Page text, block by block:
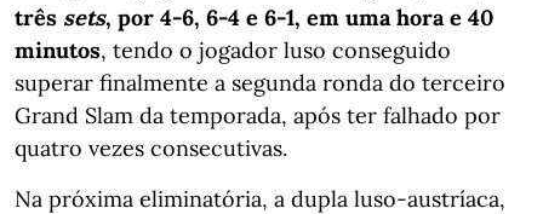
três sets, por 4-6, 6-4 e 6-1, em uma hora e 40
minutos, tendo o jogador luso conseguido
superar finalmente a segunda ronda do terceiro
Grand Slam da temporada, após ter falhado por
quatro vezes consecutivas.
Na próxima eliminatória, a dupla luso-austríaca,